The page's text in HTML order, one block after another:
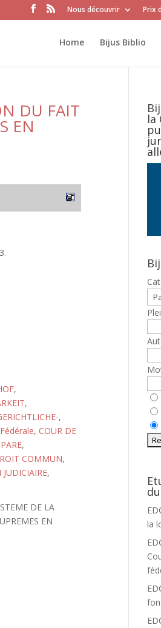
Nous découvrir Prix
Home Bijus Biblio
DU FAIT
EN
,
,
, COUR DE
,
COMMUN,
,
DE LA
EN
la
la